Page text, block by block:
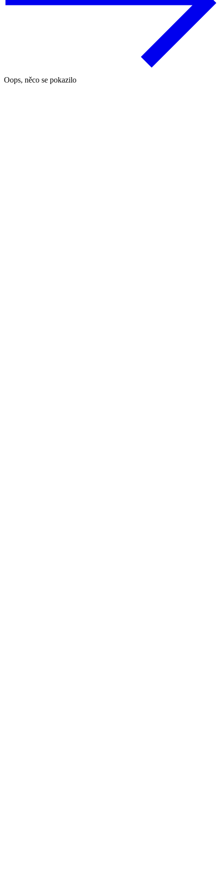
Oops, něco se pokazilo